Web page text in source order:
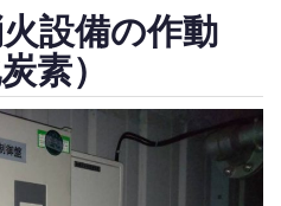
設備の作動
素）